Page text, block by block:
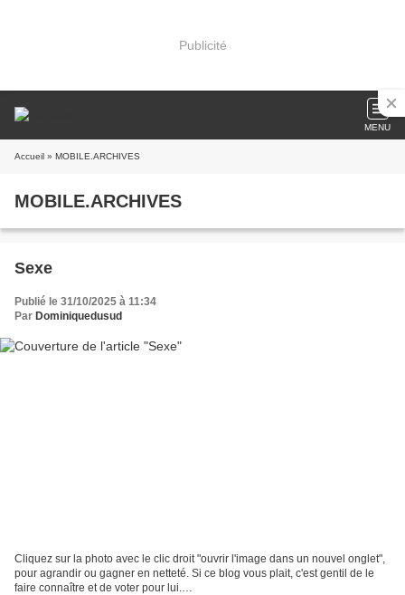
Publicité
MENU
Accueil » MOBILE.ARCHIVES
MOBILE.ARCHIVES
Sexe
Publié le 31/10/2025 à 11:34
Par Dominiquedusud
Cliquez sur la photo avec le clic droit "ouvrir l'image dans un nouvel onglet",
pour agrandir ou gagner en netteté. Si ce blog vous plait, c'est gentil de le
faire connaître et de voter pour lui.